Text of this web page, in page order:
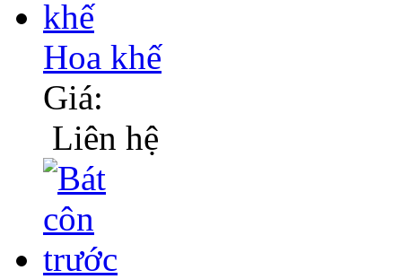
Hoa khế
Giá:
Liên hệ